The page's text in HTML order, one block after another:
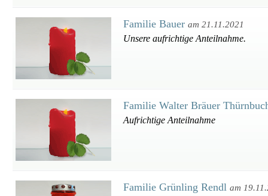
Familie Bauer am 21.11.2021
Unsere aufrichtige Anteilnahme.
Familie Walter Bräuer
Aufrichtige Anteilnahme
Familie Grünling Rendl am